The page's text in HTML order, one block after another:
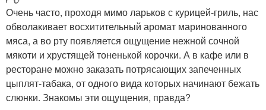
Очень часто, проходя мимо ларьков с курицей-гриль, нас
обволакивает восхитительный аромат маринованного
мяса, а во рту появляется ощущение нежной сочной
мякоти и хрустящей тоненькой корочки. А в кафе или в
ресторане можно заказать потрясающих запеченных
цыплят-табака, от одного вида которых начинают бежать
слюнки. Знакомы эти ощущения, правда?